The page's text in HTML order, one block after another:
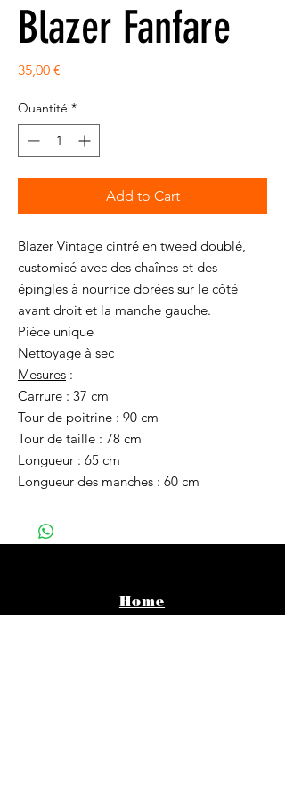
Blazer Fanfare
35,00 €
Quantité *
Add to Cart
Blazer Vintage cintré en tweed doublé,
customisé avec des chaînes et des
épingles à nourrice dorées sur le côté
avant droit et la manche gauche.
Pièce unique
Nettoyage à sec
Mesures :
Carrure : 37 cm
Tour de poitrine : 90 cm
Tour de taille : 78 cm
Longueur : 65 cm
Longueur des manches : 60 cm
Home